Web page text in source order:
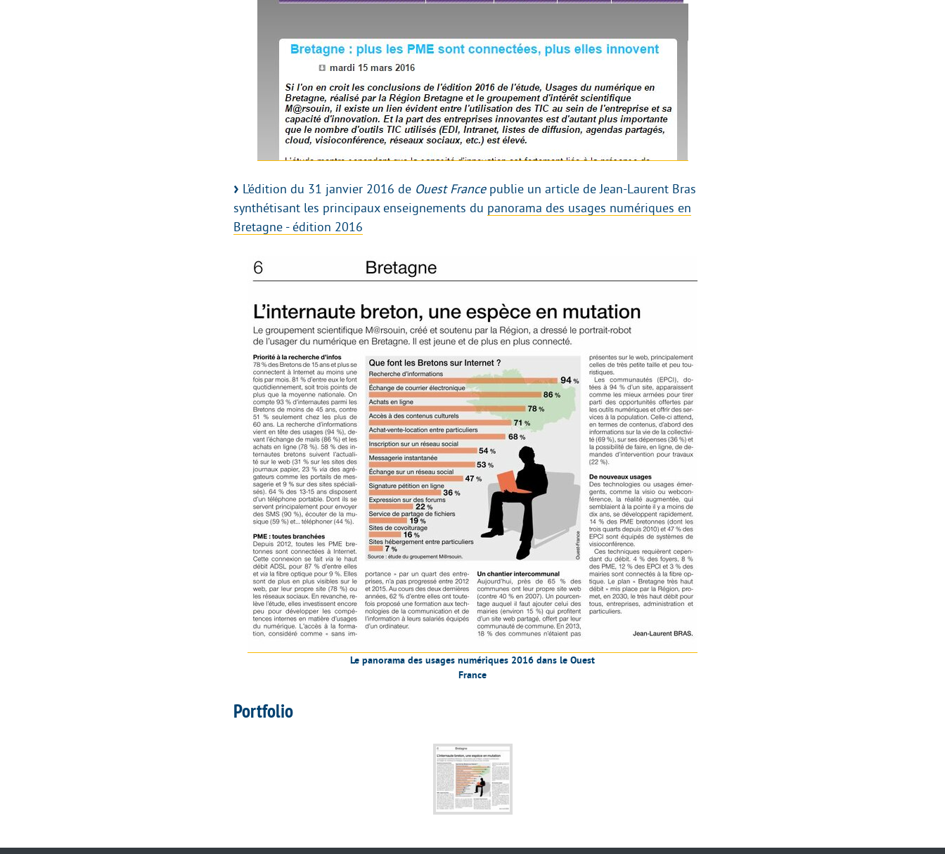
L’édition du 31 janvier 2016 de Ouest Francepublie un article de Jean-Laurent Bras
synthétisant les principaux enseignements du panorama des usages numériques en
Bretagne - édition 2016
Le panorama des usages numériques 2016 dans le Ouest
France
Portfolio